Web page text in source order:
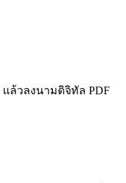
ล้วลงนามดิจิทัล PDF